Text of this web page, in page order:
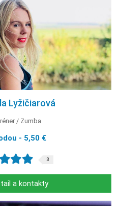
Lyžičiarová
Zumba
- 5,50 €
3
a kontakty